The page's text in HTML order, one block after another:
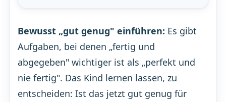
Bewusst „gut genug" einführen: Es gibt
Aufgaben, bei denen „fertig und
abgegeben" wichtiger ist als „perfekt und
nie fertig". Das Kind lernen lassen, zu
entscheiden: Ist das jetzt gut genug für